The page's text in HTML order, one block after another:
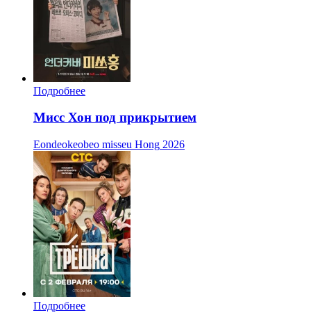
Подробнее
Мисс Хон под прикрытием
Eondeokeobeo misseu Hong 2026
Подробнее